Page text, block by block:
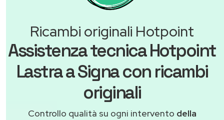
Ricambi originali Hotpoint
Assistenza tecnica Hotpoint
Lastra a Signa con ricambi
originali
Controllo qualità su ogni intervento della